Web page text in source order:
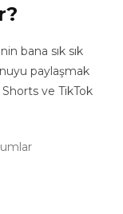
bana sık sık
paylaşmak
ve TikTok